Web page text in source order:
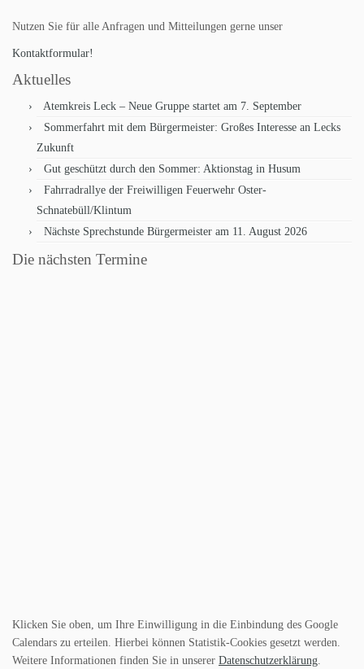
Nutzen Sie für alle Anfragen und Mitteilungen gerne unser
Kontaktformular!
Aktuelles
Atemkreis Leck – Neue Gruppe startet am 7. September
Sommerfahrt mit dem Bürgermeister: Großes Interesse an Lecks
Zukunft
Gut geschützt durch den Sommer: Aktionstag in Husum
Fahrradrallye der Freiwilligen Feuerwehr Oster-
Schnatebüll/Klintum
Nächste Sprechstunde Bürgermeister am 11. August 2026
Die nächsten Termine
Klicken Sie oben, um Ihre Einwilligung in die Einbindung des Google
Calendars zu erteilen. Hierbei können Statistik-Cookies gesetzt werden.
Weitere Informationen finden Sie in unserer Datenschutzerklärung.